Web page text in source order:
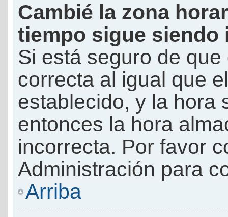
Cambié la zona
tiempo sigue siendo
Si está seguro de
correcta al igual que
establecido, y la hora
entonces la hora
incorrecta. Por favor
Administración para
Arriba